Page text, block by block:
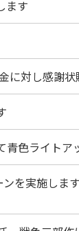
ます
対し感謝状
色ライトア
ンを実施